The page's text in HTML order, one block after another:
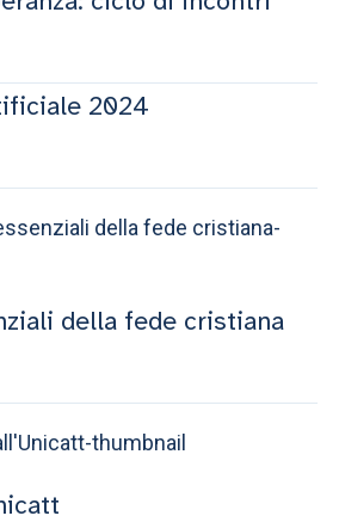
2024
della fede cristiana